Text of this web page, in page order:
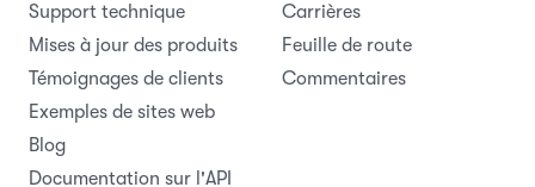
Support technique
Mises à jour des produits
Témoignages de clients
Exemples de sites web
Blog
Documentation sur l'API
Carrières
Feuille de route
Commentaires